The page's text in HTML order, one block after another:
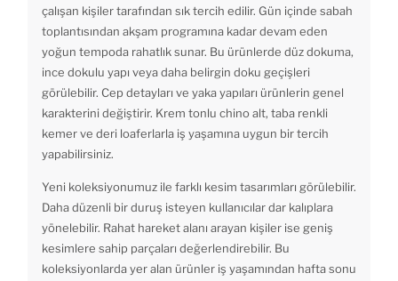
çalışan kişiler tarafından sık tercih edilir. Gün içinde sabah
toplantısından akşam programına kadar devam eden
yoğun tempoda rahatlık sunar. Bu ürünlerde düz dokuma,
ince dokulu yapı veya daha belirgin doku geçişleri
görülebilir. Cep detayları ve yaka yapıları ürünlerin genel
karakterini değiştirir. Krem tonlu chino alt, taba renkli
kemer ve deri loaferlarla iş yaşamına uygun bir tercih
yapabilirsiniz.
Yeni koleksiyonumuz ile farklı kesim tasarımları görülebilir.
Daha düzenli bir duruş isteyen kullanıcılar dar kalıplara
yönelebilir. Rahat hareket alanı arayan kişiler ise geniş
kesimlere sahip parçaları değerlendirebilir. Bu
koleksiyonlarda yer alan ürünler iş yaşamından hafta sonu